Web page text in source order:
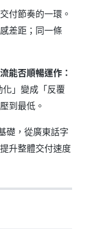
付節奏的一環。
差距；同一條
能否順暢運作：
」變成「反覆
到最低。
礎，從廣東話字
升整體交付速度